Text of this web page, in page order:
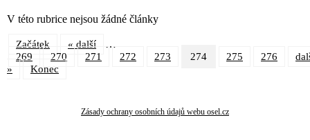
V této rubrice nejsou žádné články
Začátek « další …
269 270 271 272 273 274 275 276
»
Konec
Zásady ochrany osobních údajů webu osel.cz